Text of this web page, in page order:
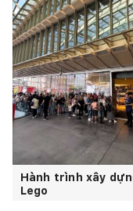
Hành trình xây
Lego